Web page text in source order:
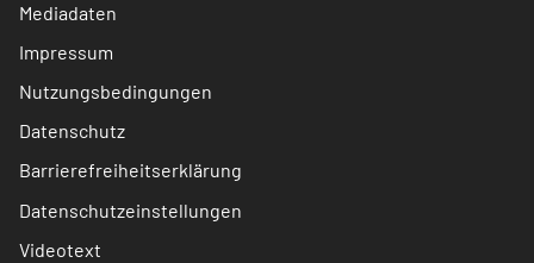
Mediadaten
Impressum
Nutzungsbedingungen
Datenschutz
Barrierefreiheitserklärung
Datenschutzeinstellungen
Videotext